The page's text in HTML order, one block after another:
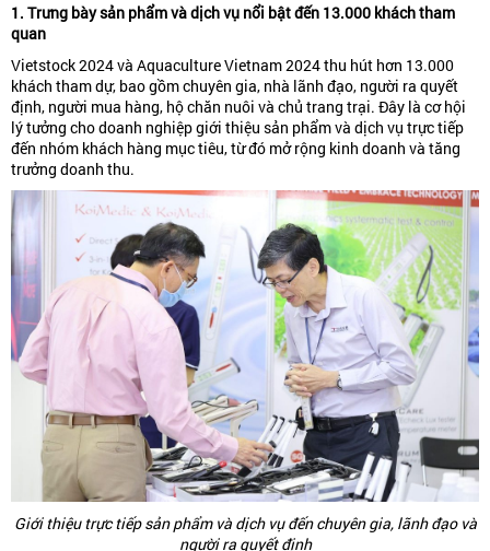
1. Trưng bày sản phẩm và dịch vụ nổi bật đến 13.000 khách tham
quan
Vietstock 2024 và Aquaculture Vietnam 2024 thu hút hơn 13.000
khách tham dự, bao gồm chuyên gia, nhà lãnh đạo, người ra quyết
định, người mua hàng, hộ chăn nuôi và chủ trang trại. Đây là cơ hội
lý tưởng cho doanh nghiệp giới thiệu sản phẩm và dịch vụ trực tiếp
đến nhóm khách hàng mục tiêu, từ đó mở rộng kinh doanh và tăng
trưởng doanh thu.
Giới thiệu trực tiếp sản phẩm và dịch vụ đến chuyên gia, lãnh đạo và
người ra quyết định